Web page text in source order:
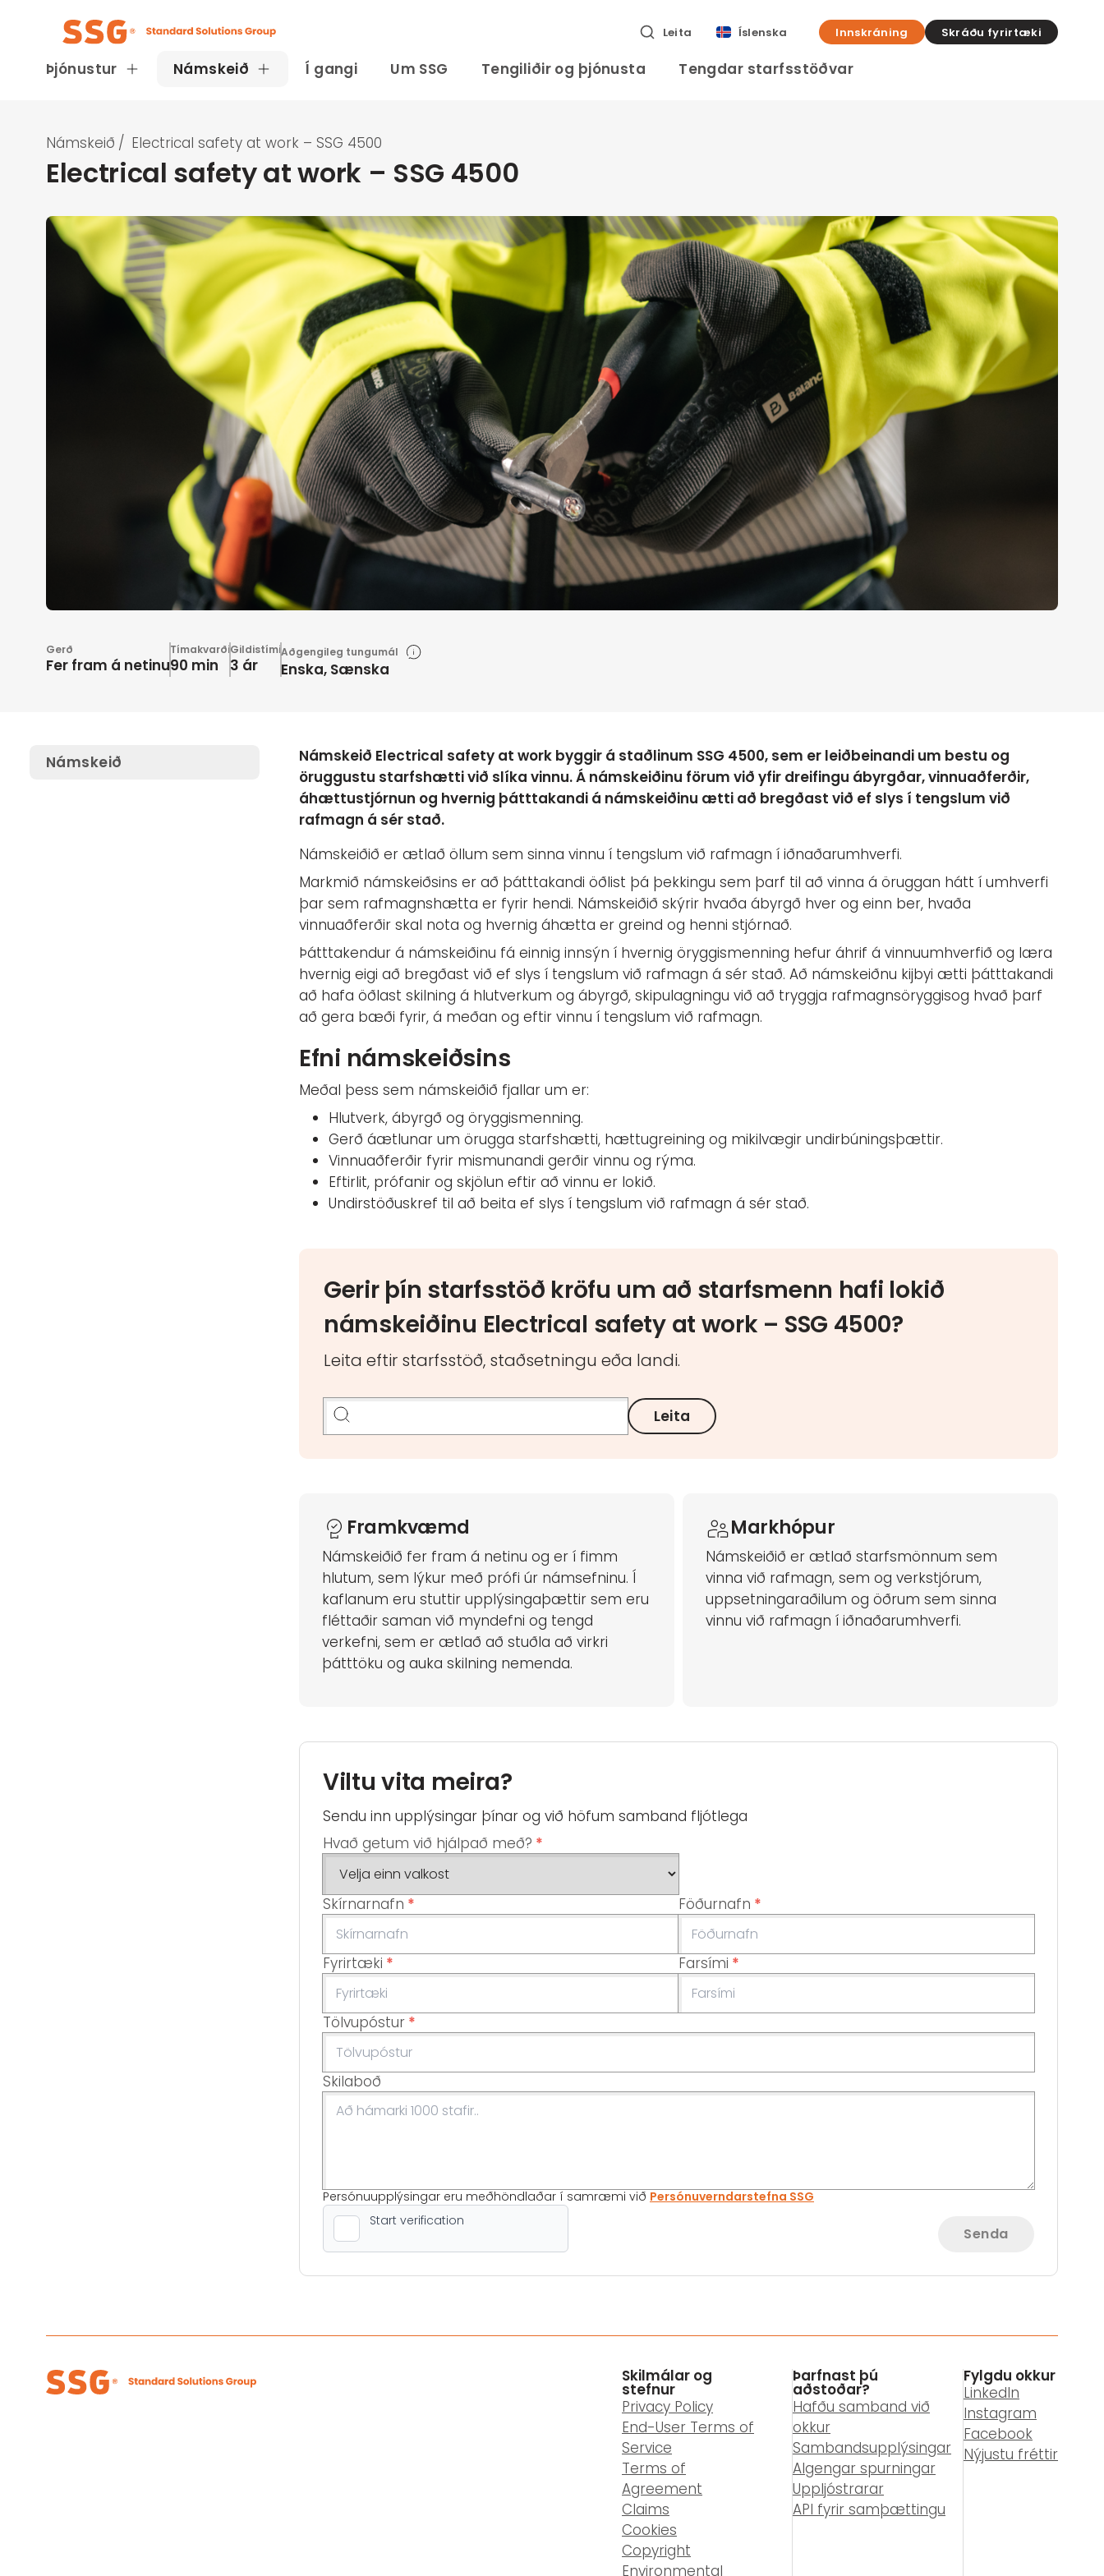
Leita Íslenska Innskráning Skráðu fyrirtæki
Þjónustur Námskeið Í gangi Um SSG Tengiliðir og þjónusta Tengdar starfsstöðvar
Námskeið / Electrical safety at work – SSG 4500
Electrical safety at work – SSG 4500
Gerð
Fer fram á netinu
Tímakvarði
90 min
Gildistími
3 ár
Aðgengileg tungumál
Enska, Sænska
Námskeið
Námskeið Electrical safety at work byggir á staðlinum SSG 4500, sem er leiðbeinandi um bestu og
öruggustu starfshætti við slíka vinnu. Á námskeiðinu förum við yfir dreifingu ábyrgðar, vinnuaðferðir,
áhættustjórnun og hvernig þátttakandi á námskeiðinu ætti að bregðast við ef slys í tengslum við
rafmagn á sér stað.
Námskeiðið er ætlað öllum sem sinna vinnu í tengslum við rafmagn í iðnaðarumhverfi.
Markmið námskeiðsins er að þátttakandi öðlist þá þekkingu sem þarf til að vinna á öruggan hátt í umhverfi
þar sem rafmagnshætta er fyrir hendi. Námskeiðið skýrir hvaða ábyrgð hver og einn ber, hvaða
vinnuaðferðir skal nota og hvernig áhætta er greind og henni stjórnað.
Þátttakendur á námskeiðinu fá einnig innsýn í hvernig öryggismenning hefur áhrif á vinnuumhverfið og læra
hvernig eigi að bregðast við ef slys í tengslum við rafmagn á sér stað. Að námskeiðnu kijbyi ætti þátttakandi
að hafa öðlast skilning á hlutverkum og ábyrgð, skipulagningu við að tryggja rafmagnsöryggisog hvað þarf
að gera bæði fyrir, á meðan og eftir vinnu í tengslum við rafmagn.
Efni námskeiðsins
Meðal þess sem námskeiðið fjallar um er:
Hlutverk, ábyrgð og öryggismenning.
Gerð áætlunar um örugga starfshætti, hættugreining og mikilvægir undirbúningsþættir.
Vinnuaðferðir fyrir mismunandi gerðir vinnu og rýma.
Eftirlit, prófanir og skjölun eftir að vinnu er lokið.
Undirstöðuskref til að beita ef slys í tengslum við rafmagn á sér stað.
Gerir þín starfsstöð kröfu um að starfsmenn hafi lokið
námskeiðinu Electrical safety at work – SSG 4500?
Leita eftir starfsstöð, staðsetningu eða landi.
Leita
Framkvæmd
Námskeiðið fer fram á netinu og er í fimm
hlutum, sem lýkur með prófi úr námsefninu. Í
kaflanum eru stuttir upplýsingaþættir sem eru
fléttaðir saman við myndefni og tengd
verkefni, sem er ætlað að stuðla að virkri
þátttöku og auka skilning nemenda.
Markhópur
Námskeiðið er ætlað starfsmönnum sem
vinna við rafmagn, sem og verkstjórum,
uppsetningaraðilum og öðrum sem sinna
vinnu við rafmagn í iðnaðarumhverfi.
Viltu vita meira?
Sendu inn upplýsingar þínar og við höfum samband fljótlega
Hvað getum við hjálpað með? *
Skírnarnafn * Föðurnafn *
Fyrirtæki * Farsími *
Tölvupóstur *
Skilaboð
Persónuupplýsingar eru meðhöndlaðar í samræmi við Persónuverndarstefna SSG
Senda
Skilmálar og
stefnur
Privacy Policy
End-User Terms of
Service
Terms of
Agreement
Claims
Cookies
Copyright
Environmental
Þarfnast þú
aðstoðar?
Hafðu samband við
okkur
Sambandsupplýsingar
Algengar spurningar
Uppljóstrarar
API fyrir samþættingu
Fylgdu okkur
LinkedIn
Instagram
Facebook
Nýjustu fréttir